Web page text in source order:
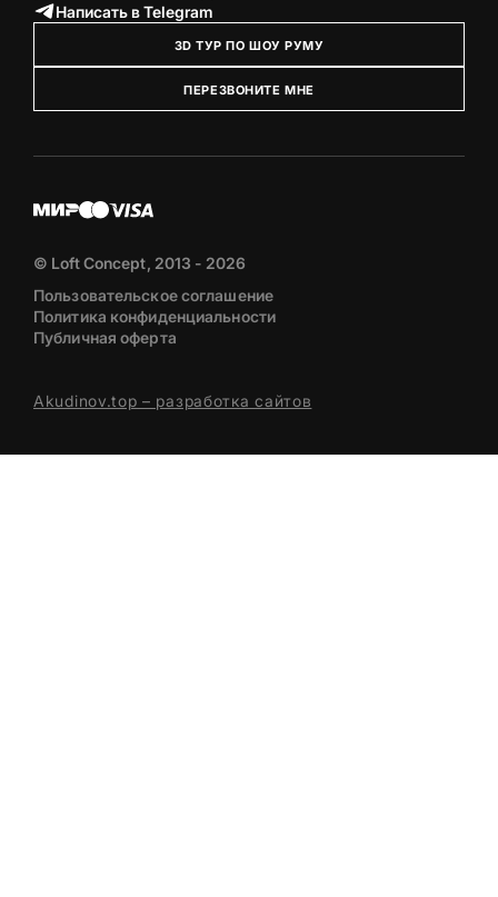
Написать в Telegram
3D ТУР ПО ШОУ РУМУ
ПЕРЕЗВОНИТЕ МНЕ
© Loft Concept, 2013 - 2026
Пользовательское соглашение
Политика конфиденциальности
Публичная оферта
Akudinov.top – разработка сайтов